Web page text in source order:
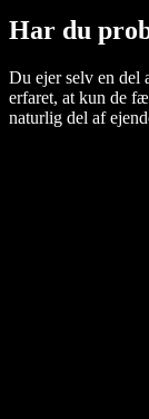
Har du
Du ejer selv en del
erfaret, at kun de
naturlig del af